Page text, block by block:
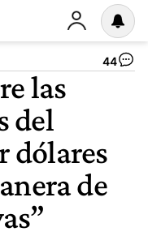
44
las
del
dólares
de